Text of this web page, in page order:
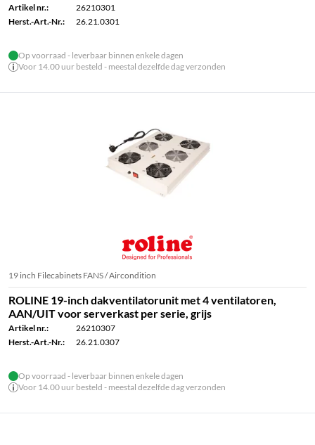
Artikel nr.:
26210301
Herst.-Art.-Nr.:
26.21.0301
Op voorraad - leverbaar binnen enkele dagen
Voor 14.00 uur besteld - meestal dezelfde dag verzonden
19 inch Filecabinets FANS / Aircondition
ROLINE 19-inch dakventilatorunit met 4 ventilatoren,
AAN/UIT voor serverkast per serie, grijs
Artikel nr.:
26210307
Herst.-Art.-Nr.:
26.21.0307
Op voorraad - leverbaar binnen enkele dagen
Voor 14.00 uur besteld - meestal dezelfde dag verzonden